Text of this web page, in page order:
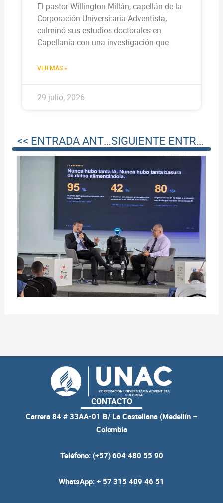
El pastor Willington Millán, capellán de la
Corporación Universitaria Adventista,
culminó sus estudios doctorales en
Capellanía con una investigación que
VER MÁS »
29 julio, 2026
<< ENTRADA ANTERIOR SIGUIENTE ENTRADA >>
CONTACTO
Carrera 84 # 33AA-01 B/ La Castellana (Medellín –
Colombia
Teléfono: (+57) 604 480 55 90
WhatsApp: + 57 315 409 46 51